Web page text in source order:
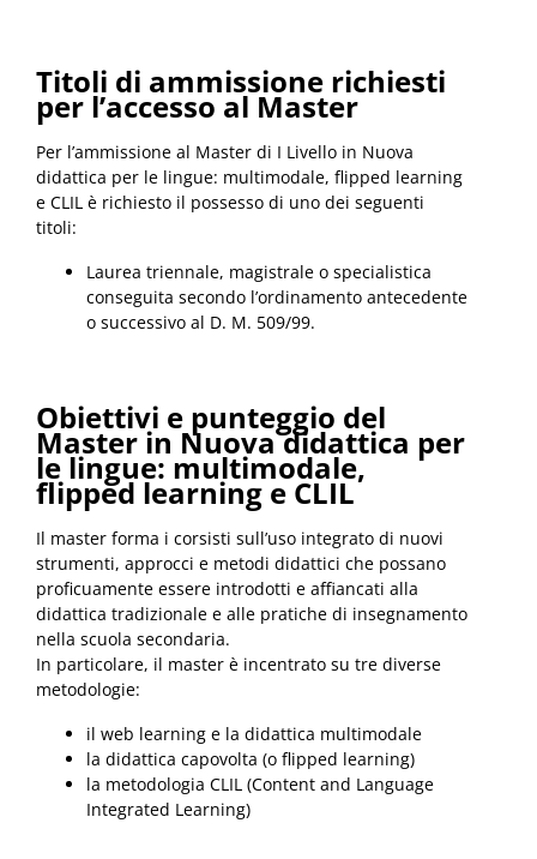
Titoli di ammissione richiesti
per l’accesso al Master
Per l’ammissione al Master di I Livello in Nuova
didattica per le lingue: multimodale, flipped learning
e CLIL è richiesto il possesso di uno dei seguenti
titoli:
Laurea triennale, magistrale o specialistica
conseguita secondo l’ordinamento antecedente
o successivo al D. M. 509/99.
Obiettivi e punteggio del
Master in Nuova didattica per
le lingue: multimodale,
flipped learning e CLIL
Il master forma i corsisti sull’uso integrato di nuovi
strumenti, approcci e metodi didattici che possano
proficuamente essere introdotti e affiancati alla
didattica tradizionale e alle pratiche di insegnamento
nella scuola secondaria.
In particolare, il master è incentrato su tre diverse
metodologie:
il web learning e la didattica multimodale
la didattica capovolta (o flipped learning)
la metodologia CLIL (Content and Language
Integrated Learning)